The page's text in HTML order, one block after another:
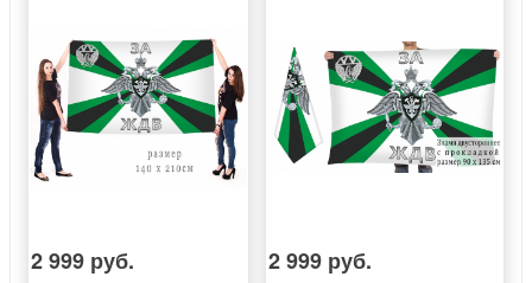
2 999 руб. 2 999 руб.